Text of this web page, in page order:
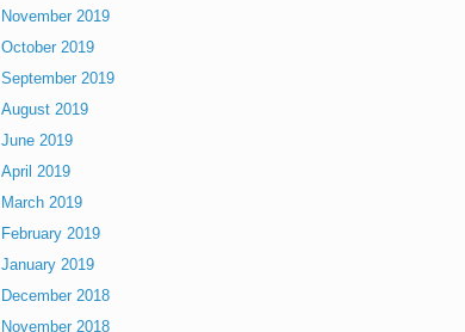
November 2019
October 2019
September 2019
August 2019
June 2019
April 2019
March 2019
February 2019
January 2019
December 2018
November 2018